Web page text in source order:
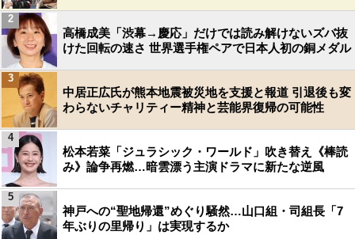
高橋成美「渋幕→慶応」だけでは読み解けないズバ抜
けた回転の速さ 世界選手権ペアで日本人初の銅メダル
2
中居正広氏が熊本地震被災地を支援と報道 引退後も変
わらないチャリティー精神と芸能界復帰の可能性
3
松本若菜「ジュラシック・ワールド」吹き替え《棒読
み》論争再燃…暗雲漂う主演ドラマに新たな逆風
4
神戸への“聖地帰還”めぐり騒然…山口組・司組長「7
年ぶりの里帰り」は実現するか
5